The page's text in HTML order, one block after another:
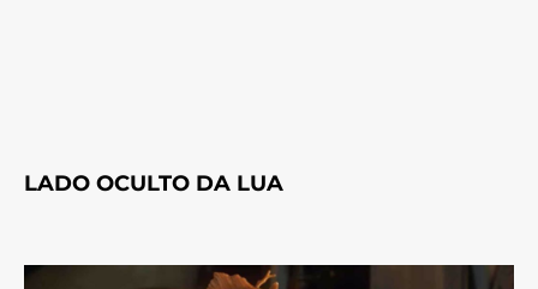
LADO OCULTO DA LUA